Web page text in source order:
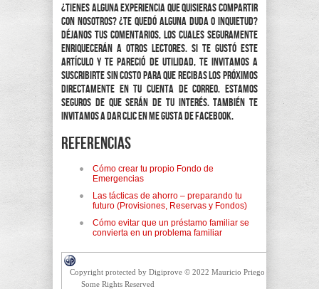
¿Tienes alguna experiencia que quisieras compartir
con nosotros? ¿Te quedó alguna duda o inquietud?
Déjanos tus comentarios, los cuales seguramente
enriquecerán a otros lectores. Si te gustó este
artículo y te pareció de utilidad, te invitamos a
suscribirte sin costo para que recibas los próximos
directamente en tu cuenta de correo. Estamos
seguros de que serán de tu interés. También te
invitamos a dar clic en Me Gusta de Facebook.
Referencias
Cómo crear tu propio Fondo de
Emergencias
Las tácticas de ahorro – preparando tu
futuro (Provisiones, Reservas y Fondos)
Cómo evitar que un préstamo familiar se
convierta en un problema familiar
Copyright protected by Digiprove © 2022 Mauricio Priego
Some Rights Reserved